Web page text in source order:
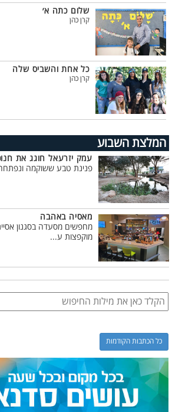
שלום כתה א׳
קרן כהן
כל אחת והשביס שלה
קרן כהן
המלצת השבוע
עמק יזרעאל חוגג את
פנינת טבע ששוקמה
מאסיה באהבה
מחפשים מסעדה בסגנון
מוקפצות ע...
כל הכתבות הקודמות